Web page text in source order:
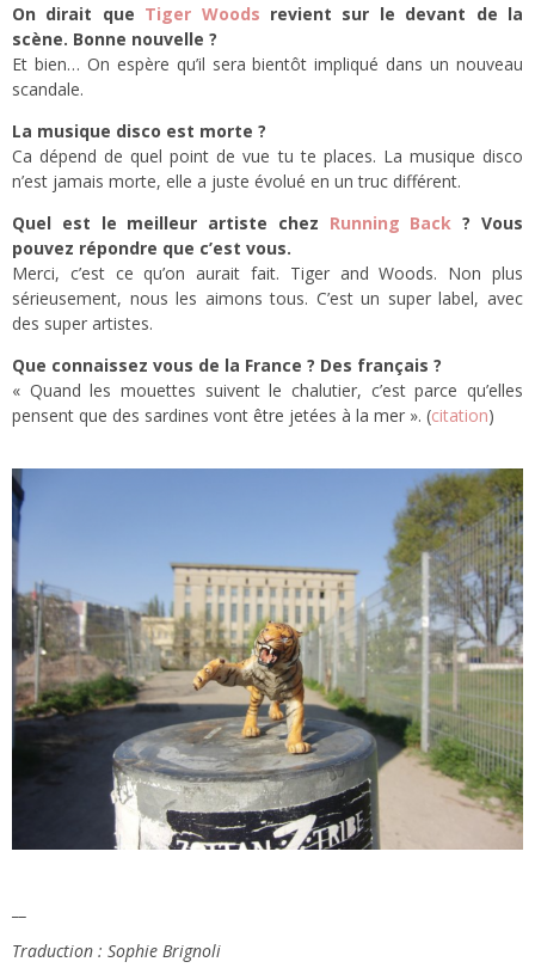
On dirait que Tiger Woods revient sur le devant de la
scène. Bonne nouvelle ?
Et bien… On espère qu’il sera bientôt impliqué dans un nouveau
scandale.
La musique disco est morte ?
Ca dépend de quel point de vue tu te places. La musique disco
n’est jamais morte, elle a juste évolué en un truc différent.
Quel est le meilleur artiste chez Running Back ? Vous
pouvez répondre que c’est vous.
Merci, c’est ce qu’on aurait fait. Tiger and Woods. Non plus
sérieusement, nous les aimons tous. C’est un super label, avec
des super artistes.
Que connaissez vous de la France ? Des français ?
« Quand les mouettes suivent le chalutier, c’est parce qu’elles
pensent que des sardines vont être jetées à la mer ». (citation)
Traduction : Sophie Brignoli